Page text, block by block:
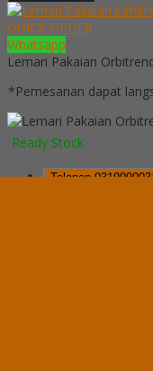
QUICK ORDER
Whatsapp
Lemari Pakaian
*Pemesanan dapat
Ready Stock
Telepon